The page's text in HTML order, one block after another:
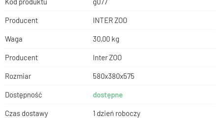
Producent INTER ZOO
Waga 30,00 kg
Producent Inter ZOO
Rozmiar 580x380x575
Dostępność dostępne
Czas dostawy 1 dzień roboczy